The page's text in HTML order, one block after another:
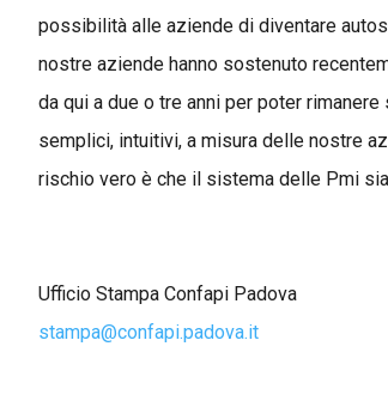
possibilità alle aziende di diventare
nostre aziende hanno sostenuto
da qui a due o tre anni per poter
semplici, intuitivi, a misura delle nostre
rischio vero è che il sistema delle Pmi
Ufficio Stampa Confapi Padova
stampa@confapi.padova.it